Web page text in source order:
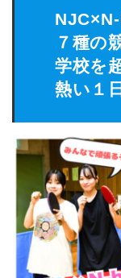
７種の
学校を
熱い１